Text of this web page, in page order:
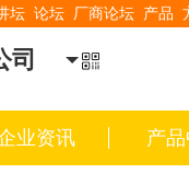
坛 论坛 厂商论坛 产品
司
业资讯 产